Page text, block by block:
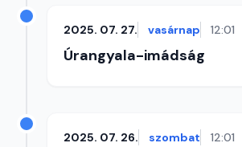
2025. 07. 27. vasárnap 12:01
Úrangyala-imádság
2025. 07. 26. szombat 12:01